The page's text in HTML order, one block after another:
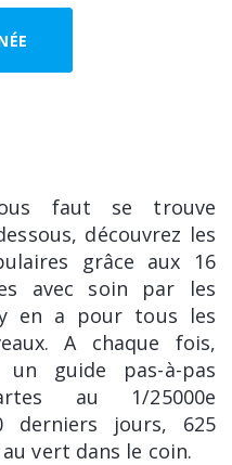
faut se trouve
découvrez les
grâce aux 16
avec soin par les
y en a pour tous les
A chaque fois,
guide pas-à-pas
au 1/25000e
derniers jours, 625
vert dans le coin.